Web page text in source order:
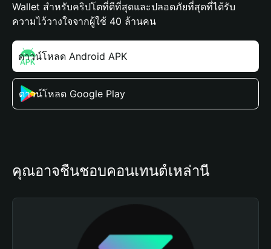
Wallet สำหรับคริปโตที่ดีที่สุดและปลอดภัยที่สุดที่ได้รับ
ความไว้วางใจจากผู้ใช้ 40 ล้านคน
ดาวน์โหลด Android APK
ดาวน์โหลด Google Play
คุณอาจชื่นชอบคอนเทนต์เหล่านี้